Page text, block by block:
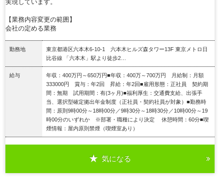
実現しています。
【業務内容変更の範囲】
会社の定める業務
勤務地
東京都港区六本木6-10-1 六本木ヒルズ森タワー13F 東京メトロ日
比谷線 「六本木」駅より徒歩2…
給与
年収：400万円～650万円■年収：400万～700万円 月給制：月額
333000円 賞与：年2回 昇給：年2回■雇用形態：正社員 契約期
間：無期 試用期間：有(3ヶ月)■福利厚生：交通費支給、出張手
当、選択型確定拠出年金制度（正社員・契約社員が対象）■勤務時
間：原則9時00分～18時00分／9時30分～18時30分／10時00分～19
時00分のいずれか ※部署・職種により決定 休憩時間：60分■喫
煙情報：屋内原則禁煙（喫煙室あり）
気になる